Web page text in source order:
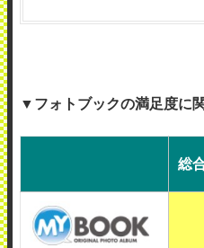
▼フォトブックの満足度に
総